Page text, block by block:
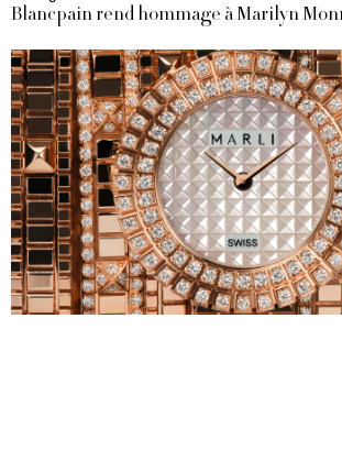
Blancpain rend hommage à Marilyn